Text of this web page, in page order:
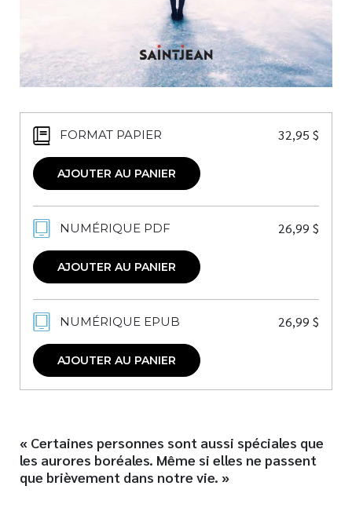
FORMAT PAPIER 32,95 $
AJOUTER AU PANIER
NUMÉRIQUE PDF 26,99 $
AJOUTER AU PANIER
NUMÉRIQUE EPUB 26,99 $
AJOUTER AU PANIER
« Certaines personnes sont aussi spéciales que
les aurores boréales. Même si elles ne passent
que brièvement dans notre vie. »